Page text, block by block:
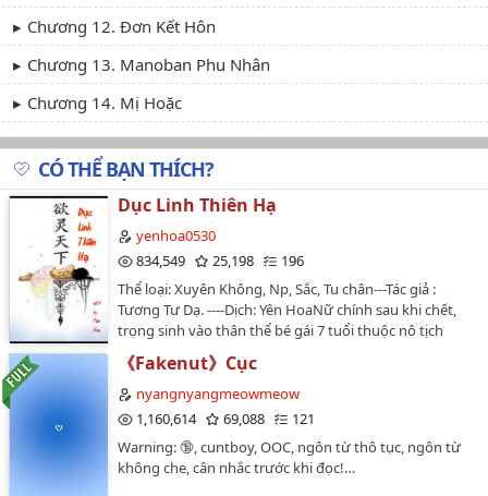
Chương 12. Đơn Kết Hôn
Chương 13. Manoban Phu Nhân
Chương 14. Mị Hoặc
Chương 15. Trò Chơi Cảm Giác Mạnh [H]
Chương 16. Ba Người Trên Một Chiếc Giuờng [H]
Chương 17. Hụt Hẫng
Chương 18. Biến Thái
Chương 19. Địch Ý
Chương 20. Căng Thẳng Trên Bàn Ăn
Chương 21. Tay [H]
Chương 22. Tiếng Khóc Thút Thít [H]
Chương 23. Giận Dỗi
Chương 24. Quan Tâm
CÓ THỂ BẠN THÍCH?
Dục Linh Thiên Hạ
yenhoa0530
834,549
25,198
196
Thể loại: Xuyên Không, Np, Sắc, Tu chân---Tác giả :
Tương Tư Dạ. ----Dịch: Yên HoaNữ chính sau khi chết,
trọng sinh vào thân thể bé gái 7 tuổi thuộc nô tịch
được đào tạo làm tính nô ở một thế giới tu chân nói
chuyện bằng thực lực bằng sức mạnh. Vì muốn thoát
khỏi nô tịch nên xin làm đệ tử Dục Linh Tông. Linh hồn
hai mươi mấy tuổi trong thể xác đứa bé bảy tuổi,
nam phụ ai cũng tuấn tú, mạnh mẽ, cường đại, to lớn.
Tác giả viết có tình cảm và có cốt truyện nha.…
《Fakenut》Cục
nyangnyangmeowmeow
1,160,614
69,088
121
Warning: 🔞, cuntboy, OOC, ngôn từ thô tục, ngôn từ
không che, cân nhắc trước khi đọc!…